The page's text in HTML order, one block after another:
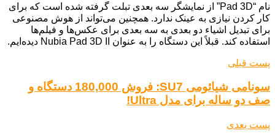
نام “Pad 3D” از نمایشگر سه بعدی تبلت گرفته شده است که برای
کار کردن نیازی به عینک ندارد. همچنین می‌تواند از هوش مصنوعی
برای تبدیل اشیاء دو بعدی به سه بعدی برای عکس‌ها و فیلم‌ها
استفاده کند. قبلاً این دستگاه را به عنوان Nubia Pad 3D II دیده‌ایم.
پست قبلی
سونامی شیائومی SU7: فروش 180,000 دستگاه و
صف دو ساله برای مدل Ultra!
پست بعدی